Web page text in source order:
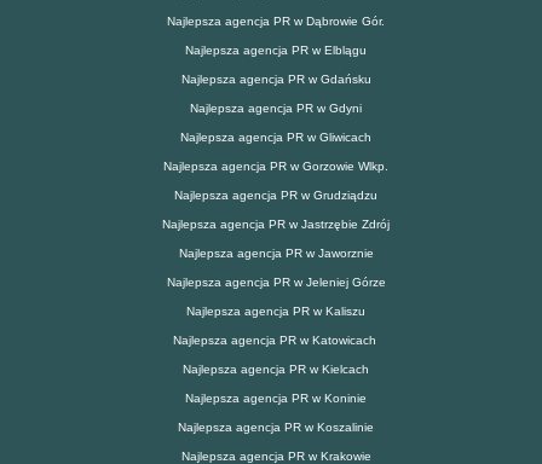
Najlepsza agencja PR w Dąbrowie Gór.
Najlepsza agencja PR w Elblągu
Najlepsza agencja PR w Gdańsku
Najlepsza agencja PR w Gdyni
Najlepsza agencja PR w Gliwicach
Najlepsza agencja PR w Gorzowie Wlkp.
Najlepsza agencja PR w Grudziądzu
Najlepsza agencja PR w Jastrzębie Zdrój
Najlepsza agencja PR w Jaworznie
Najlepsza agencja PR w Jeleniej Górze
Najlepsza agencja PR w Kaliszu
Najlepsza agencja PR w Katowicach
Najlepsza agencja PR w Kielcach
Najlepsza agencja PR w Koninie
Najlepsza agencja PR w Koszalinie
Najlepsza agencja PR w Krakowie